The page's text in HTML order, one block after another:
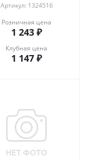
Артикул: 1324516
Розничная цена
1 243 ₽
Клубная цена
1 147 ₽